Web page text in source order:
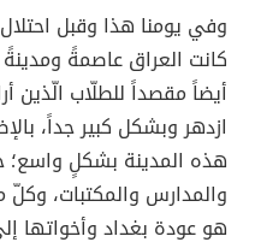
وفي يومنا هذا وقبل احتلال
كانت العراق عاصمةً ومدينةً
أيضاً مقصداً للطلّاب الّذين
ازدهر وبشكل كبير جداً،
هذه المدينة بشكلٍ واسع؛
والمدارس والمكتبات،
هو عودة بغداد وأخواتها